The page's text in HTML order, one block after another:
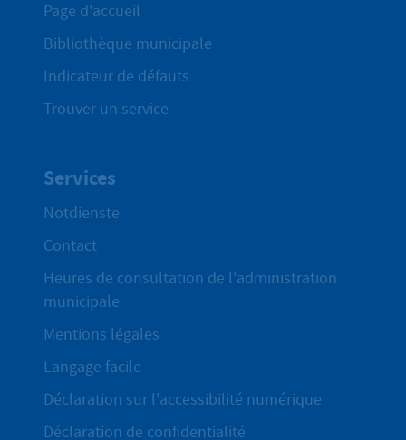
Page d'accueil
Bibliothèque municipale
Indicateur de défauts
Trouver un service
Services
Notdienste
Contact
Heures de consultation de l'administration
municipale
Mentions légales
Langage facile
Déclaration sur l'accessibilité numérique
Déclaration de confidentialité